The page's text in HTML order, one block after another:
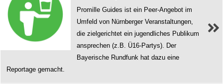
Promille Guides ist ein Peer-Angebot im
Umfeld von Nürnberger Veranstaltungen,
die zielgerichtet ein jugendliches Publikum
ansprechen (z.B. Ü16-Partys). Der
Bayerische Rundfunk hat dazu eine
Reportage gemacht.